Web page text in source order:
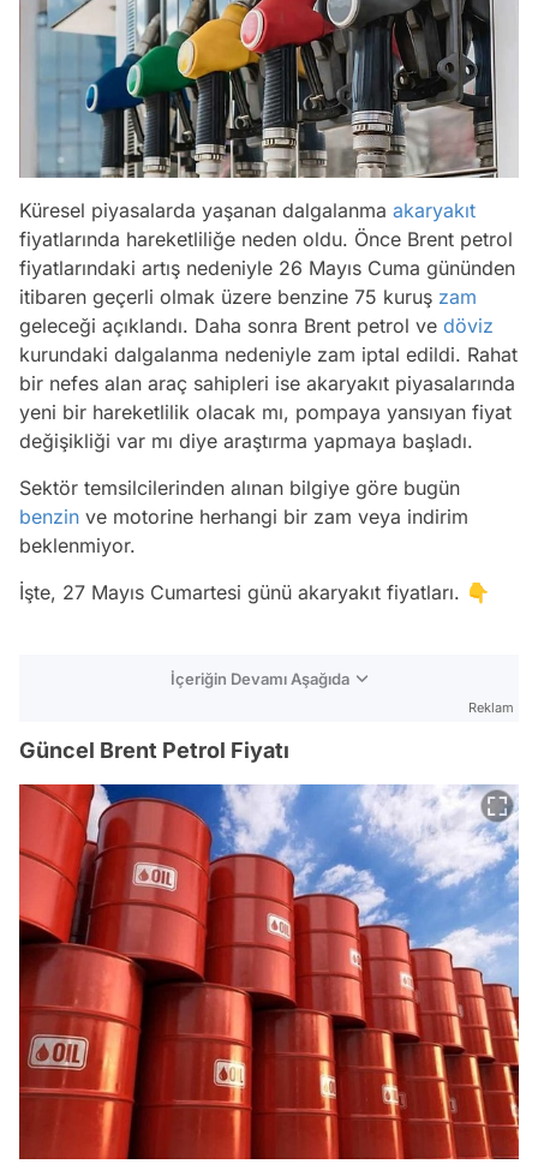
Küresel piyasalarda yaşanan dalgalanma akaryakıt
fiyatlarında hareketliliğe neden oldu. Önce Brent petrol
fiyatlarındaki artış nedeniyle 26 Mayıs Cuma gününden
itibaren geçerli olmak üzere benzine 75 kuruş zam
geleceği açıklandı. Daha sonra Brent petrol ve döviz
kurundaki dalgalanma nedeniyle zam iptal edildi. Rahat
bir nefes alan araç sahipleri ise akaryakıt piyasalarında
yeni bir hareketlilik olacak mı, pompaya yansıyan fiyat
değişikliği var mı diye araştırma yapmaya başladı.
Sektör temsilcilerinden alınan bilgiye göre bugün
benzin ve motorine herhangi bir zam veya indirim
beklenmiyor.
İşte, 27 Mayıs Cumartesi günü akaryakıt fiyatları. 👇
İçeriğin Devamı Aşağıda
Reklam
Güncel Brent Petrol Fiyatı